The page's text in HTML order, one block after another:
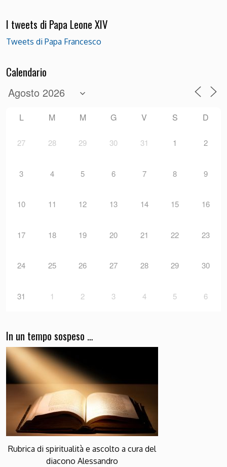
I tweets di Papa Leone XIV
Tweets di Papa Francesco
Calendario
L M M G V S D
27 28 29 30 31 1 2
3 4 5 6 7 8 9
10 11 12 13 14 15 16
17 18 19 20 21 22 23
24 25 26 27 28 29 30
31 1 2 3 4 5 6
In un tempo sospeso …
Rubrica di spiritualità e ascolto a cura del
diacono Alessandro